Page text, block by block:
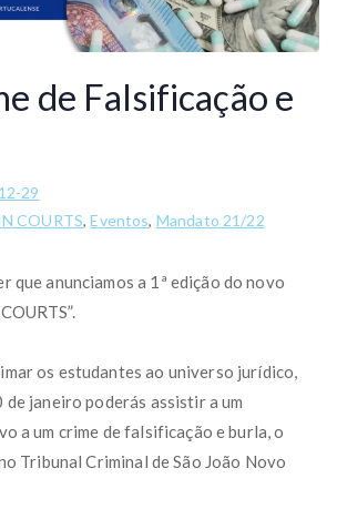
de Falsificação e
29
COURTS,Eventos, Mandato 21/22
que anunciamos a 1ª edição do novo
os estudantes ao universo jurídico,
janeiro poderás assistir a um
a um crime de falsificação e burla, o
Tribunal Criminal de São João Novo